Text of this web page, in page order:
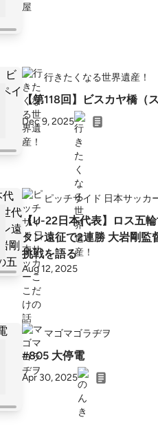
行きたくなる世界遺産！
【第118回】ビスカヤ橋（
Dec 9, 2025
ピッチサイド 日本サッカ
【U-22日本代表】ロス五
タン遠征で2連勝 大岩剛監
挑戦を語る
Aug 12, 2025
マゴマゴラヂヲ
#805 大停電
Apr 30, 2025